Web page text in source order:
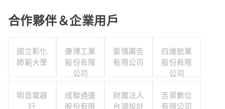
合作夥伴＆企業用戶
國立彰化
師範大學
康博工業
股份有限
公司
豪情廣告
有限公司
四維航業
股份有限
公司
明音電器
行
成聯通運
股份有限
財團法人
台灣設計
吉景數位
有限公司